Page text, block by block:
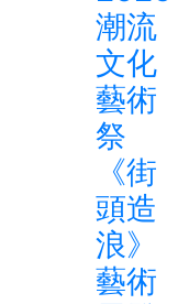
潮流
文化
藝術
祭
《街
頭造
浪》
藝術